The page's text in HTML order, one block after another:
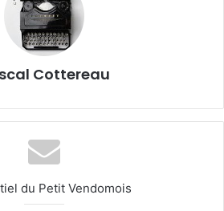
Cottereau
du Petit Vendomois